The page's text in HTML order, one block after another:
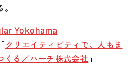
Yokohama
クリエイティビティで、人もま
くる／ハーチ株式会社 」